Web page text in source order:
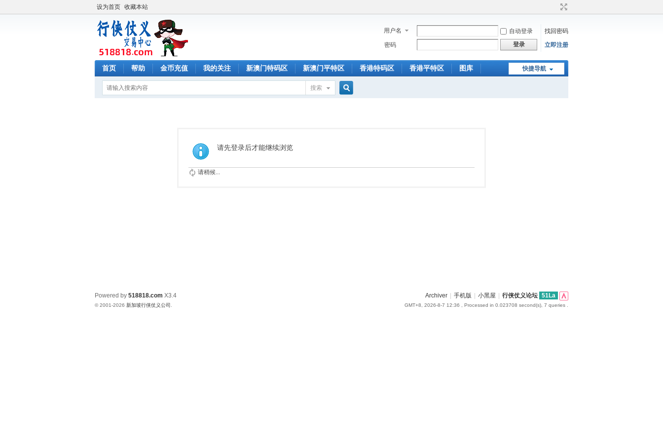
设为首页 收藏本站
用户名 自动登录
找回密码
密码
登录 立即注册
快捷导航
首页 帮助 金币充值 我的关注 新澳门特码区 新澳门平特区 香港特码区 香港平特区 图库
搜索
请先登录后才能继续浏览
请稍候...
Archiver 手机版 小黑屋 行侠仗义论坛 51La
GMT+8, 2026-8-7 12:36 , Processed in 0.023708 second(s), 7 queries .
Powered by 518818.com X3.4
© 2001-2026 新加坡行侠仗义公司